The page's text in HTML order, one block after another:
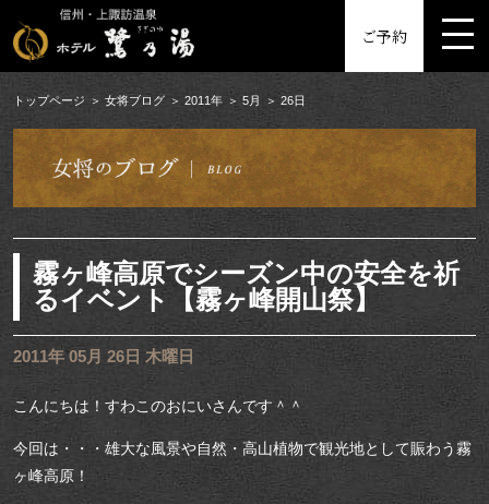
ご予約
トップページ 女将ブログ 2011年 5月 26日
霧ヶ峰高原でシーズン中の安全を祈
るイベント【霧ヶ峰開山祭】
2011年 05月 26日 木曜日
こんにちは！すわこのおにいさんです＾＾
今回は・・・雄大な風景や自然・高山植物で観光地として賑わう霧
ヶ峰高原！